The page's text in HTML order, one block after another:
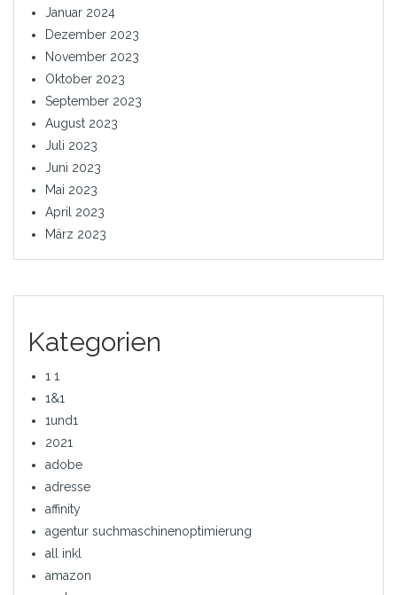
Januar 2024
Dezember 2023
November 2023
Oktober 2023
September 2023
August 2023
Juli 2023
Juni 2023
Mai 2023
April 2023
März 2023
Kategorien
1 1
1&1
1und1
2021
adobe
adresse
affinity
agentur suchmaschinenoptimierung
all inkl
amazon